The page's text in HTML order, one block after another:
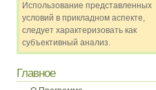
Использование представленных
условий в прикладном аспекте,
следует характеризовать как
субъективный анализ.
Главное